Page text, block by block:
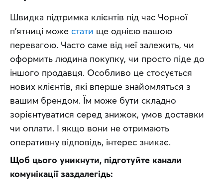
Швидка підтримка клієнтів під час Чорної
п’ятниці може стати ще однією вашою
перевагою. Часто саме від неї залежить, чи
оформить людина покупку, чи просто піде до
іншого продавця. Особливо це стосується
нових клієнтів, які вперше знайомляться з
вашим брендом. Їм може бути складно
зорієнтуватися серед знижок, умов доставки
чи оплати. І якщо вони не отримають
оперативну відповідь, інтерес зникає.
Щоб цього уникнути, підготуйте канали
комунікації заздалегідь: